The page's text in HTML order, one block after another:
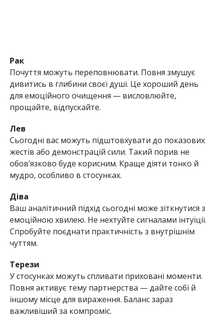
Рак
Почуття можуть переповнювати. Повня змушує
дивитись в глибини своєї душі. Це хороший день
для емоційного очищення — висловлюйте,
прощайте, відпускайте.
Лев
Сьогодні вас можуть підштовхувати до показових
жестів або демонстрацій сили. Такий порив не
обов’язково буде корисним. Краще діяти тонко й
мудро, особливо в стосунках.
Діва
Ваш аналітичний підхід сьогодні може зіткнутися з
емоційною хвилею. Не нехтуйте сигналами інтуїції.
Спробуйте поєднати практичність з внутрішнім
чуттям.
Терези
У стосунках можуть спливати приховані моменти.
Повня активує тему партнерства — дайте собі й
іншому місце для вираження. Баланс зараз
важливіший за компроміс.